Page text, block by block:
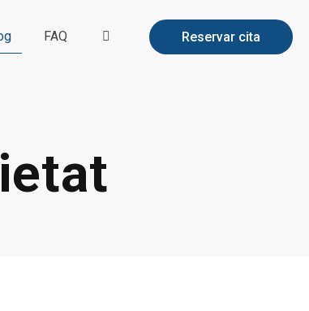
FAQ Reservar cita